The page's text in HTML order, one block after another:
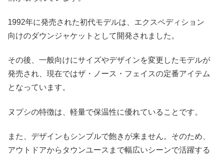
1992年に発売された初代モデルは、エクスペディション
向けのダウンジャケットとして開発されました。
その後、一般向けにサイズやデザインを変更したモデルが
発売され、現在ではザ・ノース・フェイスの定番アイテム
となっています。
ヌプシの特徴は、軽量で保温性に優れていることです。
また、デザインもシンプルで飽きが来ません。そのため、
アウトドアからタウンユースまで幅広いシーンで活躍する